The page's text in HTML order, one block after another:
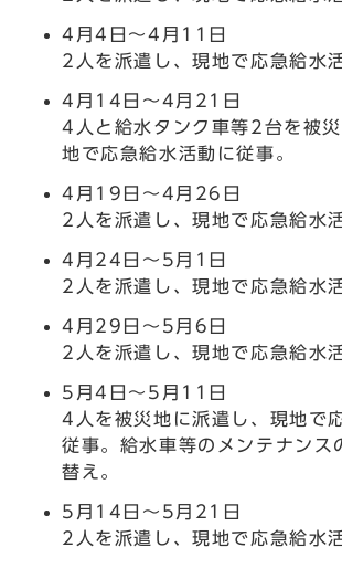
4月4日～4月11日
2人を派遣し、現地で応急給水
4月14日～4月21日
4人と給水タンク車等2台を被
地で応急給水活動に従事。
4月19日～4月26日
2人を派遣し、現地で応急給水
4月24日～5月1日
2人を派遣し、現地で応急給水
4月29日～5月6日
2人を派遣し、現地で応急給水
5月4日～5月11日
4人を被災地に派遣し、現地で
従事。給水車等のメンテナンス
替え。
5月14日～5月21日
2人を派遣し、現地で応急給水